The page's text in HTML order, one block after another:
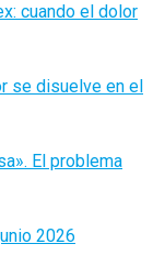
cuando el dolor
se disuelve en el
El problema
2026